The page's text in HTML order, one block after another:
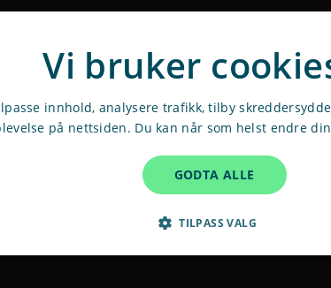
Vi bruker
innhold, analysere trafikk, tilby
på nettsiden. Du kan når som helst endre
GODTA ALLE
TILPASS VALG